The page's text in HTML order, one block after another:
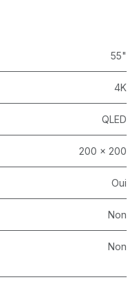
55"
4K
QLED
200 x 200
Oui
Non
Non